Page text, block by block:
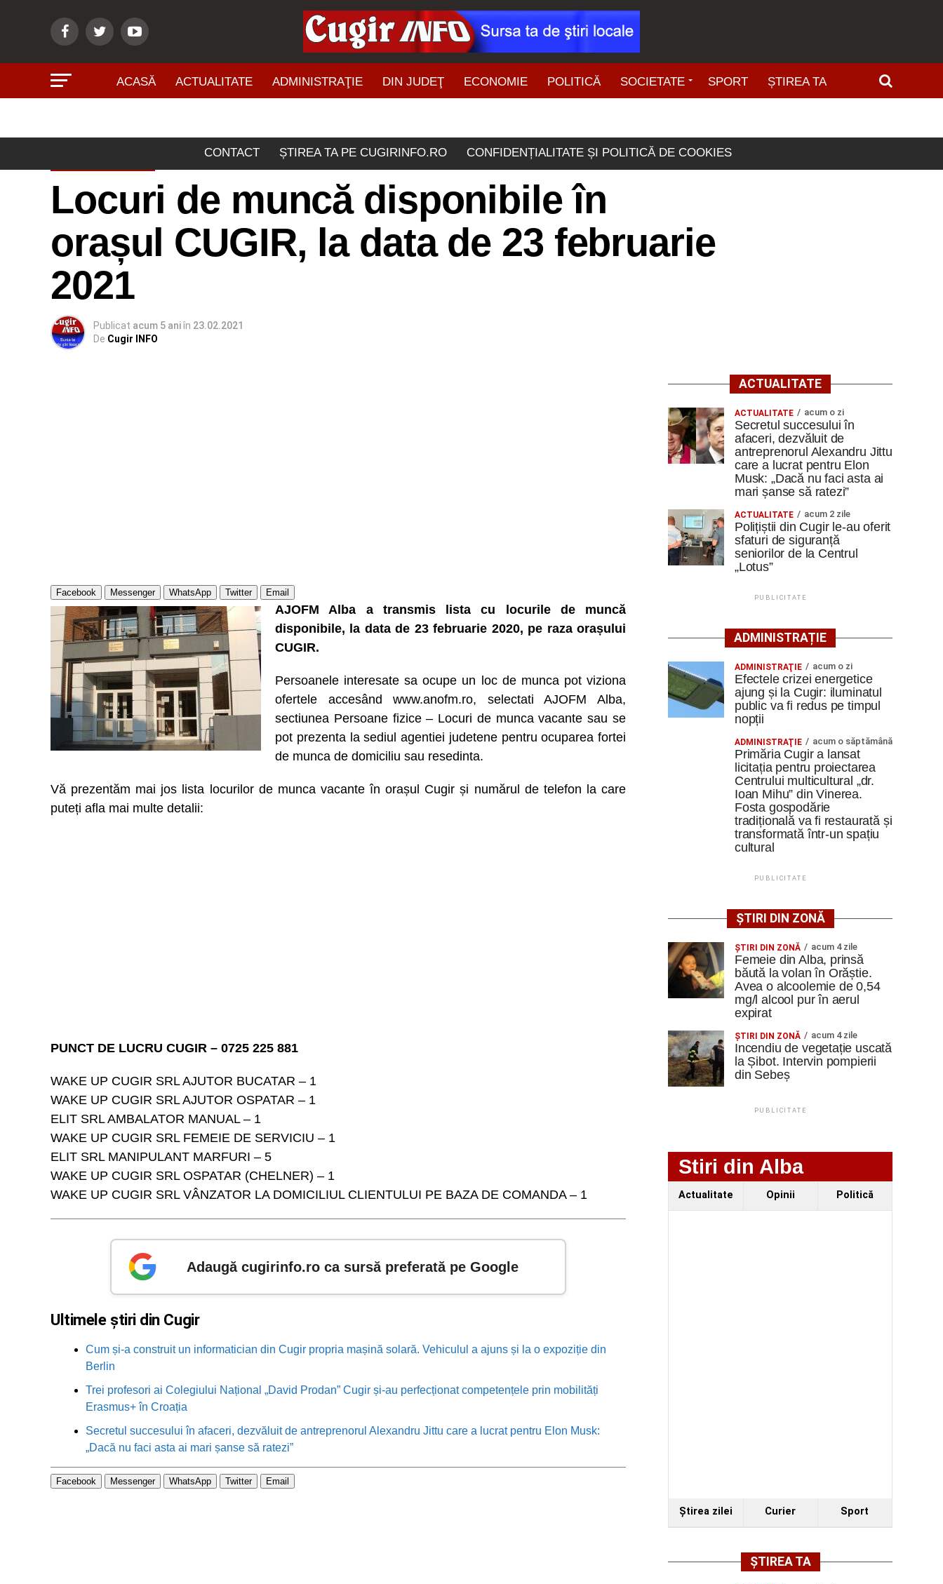
ACASĂ ACTUALITATE ADMINISTRAŢIE DIN JUDEŢ ECONOMIE POLITICĂ SOCIETATE SPORT ȘTIREA TA
CONTACT ȘTIREA TA PE CUGIRINFO.RO CONFIDENȚIALITATE ȘI POLITICĂ DE COOKIES
Locuri de muncă disponibile în
orașul CUGIR, la data de 23 februarie
2021
Publicat acum 5 aniîn 23.02.2021
De Cugir INFO
Facebook Messenger WhatsApp Twitter Email
AJOFM Alba a transmis lista cu locurile de muncă
disponibile, la data de 23 februarie 2020, pe raza orașului
CUGIR.
Persoanele interesate sa ocupe un loc de munca pot viziona
ofertele accesând www.anofm.ro, selectati AJOFM Alba,
sectiunea Persoane fizice – Locuri de munca vacante sau se
pot prezenta la sediul agentiei judetene pentru ocuparea fortei
de munca de domiciliu sau resedinta.
Vă prezentăm mai jos lista locurilor de munca vacante în orașul Cugir și numărul de telefon la care
puteți afla mai multe detalii:
PUNCT DE LUCRU CUGIR – 0725 225 881
WAKE UP CUGIR SRL AJUTOR BUCATAR – 1
WAKE UP CUGIR SRL AJUTOR OSPATAR – 1
ELIT SRL AMBALATOR MANUAL – 1
WAKE UP CUGIR SRL FEMEIE DE SERVICIU – 1
ELIT SRL MANIPULANT MARFURI – 5
WAKE UP CUGIR SRL OSPATAR (CHELNER) – 1
WAKE UP CUGIR SRL VÂNZATOR LA DOMICILIUL CLIENTULUI PE BAZA DE COMANDA – 1
Adaugă cugirinfo.ro ca sursă preferată pe Google
Ultimele știri din Cugir
Cum și-a construit un informatician din Cugir propria mașină solară. Vehiculul a ajuns și la o expoziție din
Berlin
Trei profesori ai Colegiului Național „David Prodan” Cugir și-au perfecționat competențele prin mobilități
Erasmus+ în Croația
Secretul succesului în afaceri, dezvăluit de antreprenorul Alexandru Jittu care a lucrat pentru Elon Musk:
„Dacă nu faci asta ai mari șanse să ratezi”
Facebook Messenger WhatsApp Twitter Email
ACTUALITATE
ACTUALITATE acum o zi
Secretul succesului în
afaceri, dezvăluit de
antreprenorul Alexandru Jittu
care a lucrat pentru Elon
Musk: „Dacă nu faci asta ai
mari șanse să ratezi”
ACTUALITATE acum 2 zile
Polițiștii din Cugir le-au oferit
sfaturi de siguranță
seniorilor de la Centrul
„Lotus”
PUBLICITATE
ADMINISTRAȚIE
ADMINISTRAŢIE acum o zi
Efectele crizei energetice
ajung și la Cugir: iluminatul
public va fi redus pe timpul
nopții
ADMINISTRAŢIE acum o săptămână
Primăria Cugir a lansat
licitația pentru proiectarea
Centrului multicultural „dr.
Ioan Mihu” din Vinerea.
Fosta gospodărie
tradițională va fi restaurată și
transformată într-un spațiu
cultural
PUBLICITATE
ȘTIRI DIN ZONĂ
ŞTIRI DIN ZONĂ acum 4 zile
Femeie din Alba, prinsă
băută la volan în Orăștie.
Avea o alcoolemie de 0,54
mg/l alcool pur în aerul
expirat
ŞTIRI DIN ZONĂ acum 4 zile
Incendiu de vegetație uscată
la Șibot. Intervin pompierii
din Sebeș
PUBLICITATE
Stiri din Alba
Actualitate Opinii Politică
Ştirea zilei Curier Sport
ȘTIREA TA